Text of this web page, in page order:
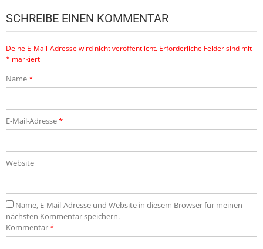
SCHREIBE EINEN KOMMENTAR
Deine E-Mail-Adresse wird nicht veröffentlicht. Erforderliche Felder sind mit
* markiert
Name*
E-Mail-Adresse*
Website
Name, E-Mail-Adresse und Website in diesem Browser für meinen
nächsten Kommentar speichern.
Kommentar*